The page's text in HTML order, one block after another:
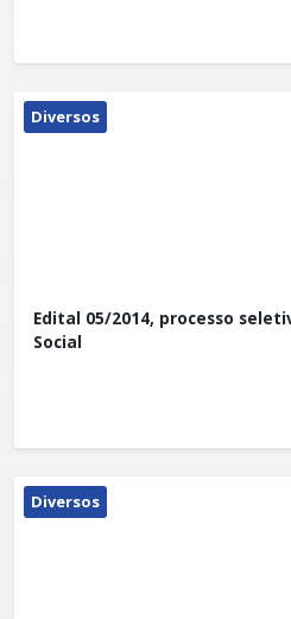
Diversos
Edital 05/2014, processo
Social
Diversos